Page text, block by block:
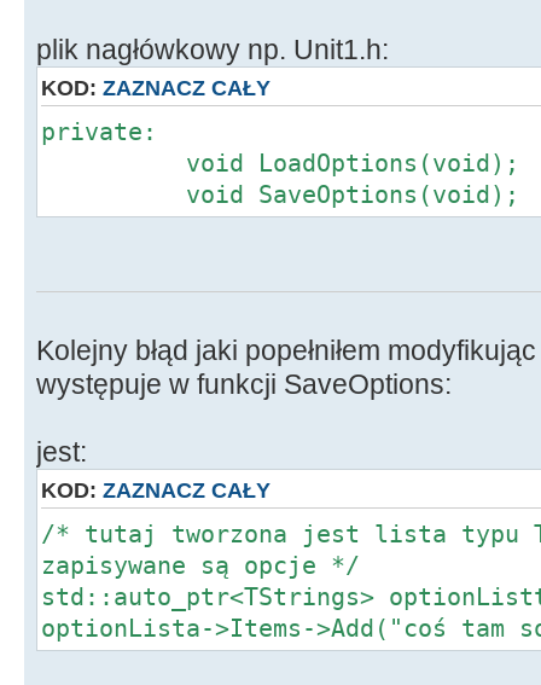
plik nagłówkowy np. Unit1.h:
KOD: ZAZNACZ CAŁY
private:
void LoadOptions(void);
void SaveOptions(void);
Kolejny błąd jaki popełniłem
występuje w funkcji SaveOptions:
jest:
KOD: ZAZNACZ CAŁY
/* tutaj tworzona jest lista typu
zapisywane są opcje */
std::auto_ptr<TStrings>
optionLista->Items->Add("coś tam